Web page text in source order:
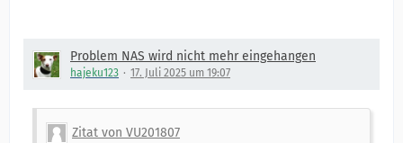
Problem NAS wird nicht mehr eingehangen
hajeku123 17. Juli 2025 um 19:07
Zitat von VU201807